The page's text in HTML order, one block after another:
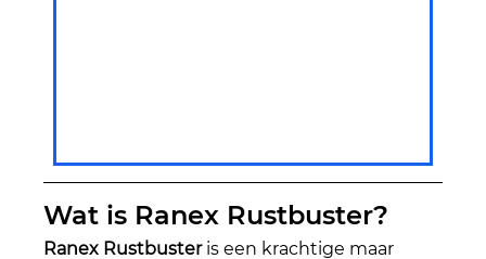
Wat is Ranex Rustbuster?
Ranex Rustbuster is een krachtige maar